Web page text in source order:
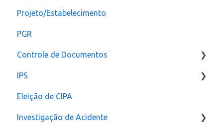
Configuração
Projeto/Estabelecimento
PGR
Controle de Documentos
Notificação
IPS
Configurações
Eleição de CIPA
Investigação de Acidente